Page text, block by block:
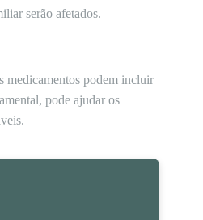
serão afetados.
medicamentos podem incluir
pode ajudar os